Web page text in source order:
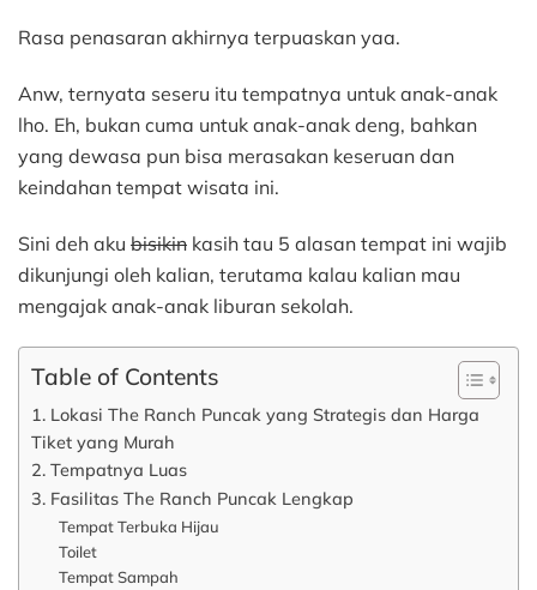
Rasa penasaran akhirnya terpuaskan yaa.
Anw, ternyata seseru itu tempatnya untuk anak-anak
lho. Eh, bukan cuma untuk anak-anak deng, bahkan
yang dewasa pun bisa merasakan keseruan dan
keindahan tempat wisata ini.
Sini deh aku bisikin kasih tau 5 alasan tempat ini wajib
dikunjungi oleh kalian, terutama kalau kalian mau
mengajak anak-anak liburan sekolah.
Table of Contents
1. Lokasi The Ranch Puncak yang Strategis dan Harga
Tiket yang Murah
2. Tempatnya Luas
3. Fasilitas The Ranch Puncak Lengkap
Tempat Terbuka Hijau
Toilet
Tempat Sampah